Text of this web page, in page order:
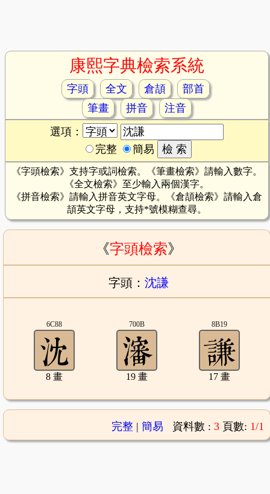
康熙字典檢索系統
字頭 全文 倉頡
部首
筆畫
拼音
注音
選項：
完整
簡易
《字頭檢索》支持字或詞檢索。《筆畫檢索》請輸入數字。
《全文檢索》至少輸入兩個漢字。
《拼音檢索》請輸入拼音英文字母。《倉頡檢索》請輸入倉
頡英文字母，支持*號模糊查尋。
《字頭檢索》
字頭： 沈謙
6C88
8 畫
700B
19 畫
8B19
17 畫
完整| 簡易 資料數 : 3 頁數: 1/1